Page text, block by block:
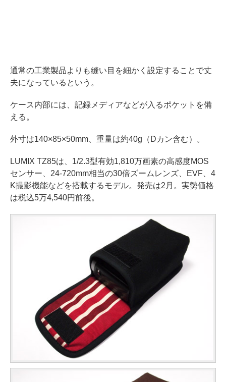
通常の工業製品よりも縫い目を細かく設定することで丈
夫になっているという。
ケース内部には、記録メディアなどが入るポケットを備
える。
外寸は140×85×50mm、重量は約40g（Dカン含む）。
LUMIX TZ85は、1/2.3型有効1,810万画素の高感度MOS
センサー、24-720mm相当の30倍ズームレンズ、EVF、4
K撮影機能などを搭載するモデル。発売は2月。実勢価格
は税込5万4,540円前後。